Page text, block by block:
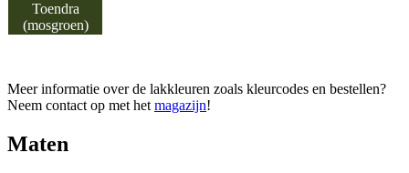
Toendra
(mosgroen)
Meer informatie over de lakkleuren zoals kleurcodes en bestellen?
Neem contact op met het magazijn!
Maten